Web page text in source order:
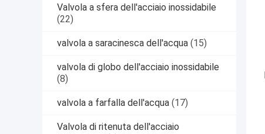
Valvola a sfera dell'acciaio inossidabile
(22)
valvola a saracinesca dell'acqua (15)
valvola di globo dell'acciaio inossidabile
(8)
valvola a farfalla dell'acqua (17)
Valvola di ritenuta dell'acciaio